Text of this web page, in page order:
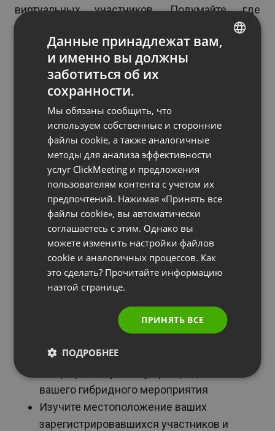
виртуальных участников. Подумайте, где
находятся участники. Если вы обучаете группу
новых сотрудников, которые все находятся в
одном и том же месте – некоторые дома, а
некоторые в офисе, это более простая задача.
Но несколько сложнее организовать
мероприятия, которые объединяют участников
в разных часовых поясах и странах.
половина организаторовиспытывает
трудности с планированием гибридных
мероприятий при участии международных
участников из разных часовых поясов.
Если вы имеете дело со сложным
планированием, у вас есть несколько
вариантов:
Организуйте несколько мероприятий для
разных часовых поясов (обратите
внимание, что это не всегда можно
Ориентируйтесь на конкретную
вашего гибридного мероприятия
Изучите местоположение ваших
зарегистрировавшихся участников и
POLISH
RUSSIAN
PORTUGUESE
ITALIAN
Данные принадлежат вам,
и именно вы должны
заботиться об их
сохранности.
Мы обязаны сообщить, что
используем собственные и сторонние
файлы cookie, а также аналогичные
методы для анализа эффективности
услуг ClickMeeting и предложения
пользователям контента с учетом их
предпочтений. Нажимая «Принять все
файлы cookie», вы автоматически
соглашаетесь с этим. Однако вы
можете изменить настройки файлов
cookie и аналогичных процессов. Как
это сделать? Прочитайте информацию
наэтой странице.
ПРИНЯТЬ ВСЕ
ПОДРОБНЕЕ